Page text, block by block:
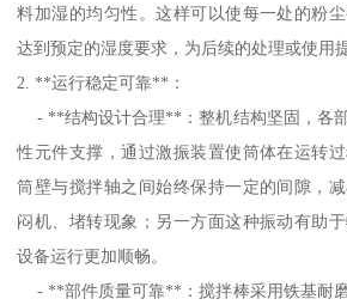
料加湿的均匀性。这样可以使每一处的粉
达到预定的湿度要求，为后续的处理或使用
2. **运行稳定可靠**：
- **结构设计合理**：整机结构坚固，各
性元件支撑，通过激振装置使筒体在运转
筒壁与搅拌轴之间始终保持一定的间隙，
闷机、堵转现象；另一方面这种振动有助
设备运行更加顺畅。
- **部件质量可靠**：搅拌棒采用铁基耐